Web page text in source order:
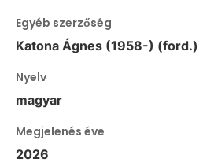
Egyéb szerzőség
Katona Ágnes (1958-) (ford.)
Nyelv
magyar
Megjelenés éve
2026